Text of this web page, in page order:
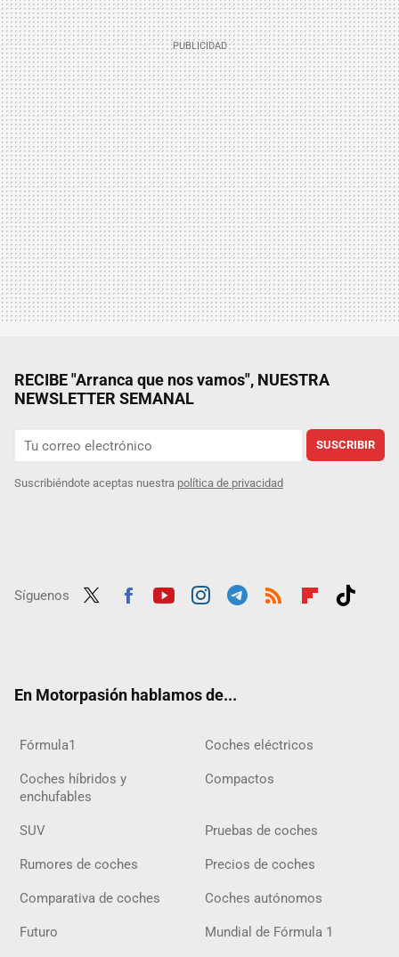
RECIBE "Arranca que nos vamos", NUESTRA
NEWSLETTER SEMANAL
SUSCRIBIR
Suscribiéndote aceptas nuestra política de privacidad
Síguenos
En Motorpasión hablamos de...
Fórmula1 Coches eléctricos
Coches híbridos y
enchufables
Compactos
SUV Pruebas de coches
Rumores de coches Precios de coches
Comparativa de coches Coches autónomos
Futuro Mundial de Fórmula 1